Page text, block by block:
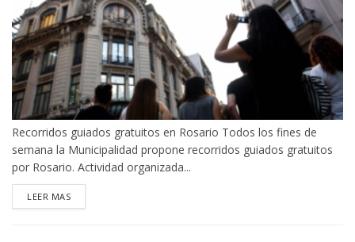
Recorridos guiados gratuitos en Rosario Todos los fines de
semana la Municipalidad propone recorridos guiados gratuitos
por Rosario. Actividad organizada...
LEER MASDETAILS